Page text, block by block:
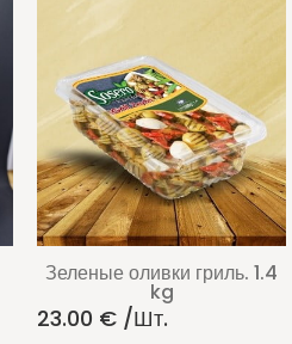
Зеленые оливки гриль. 1.4
kg
23.00 € /шт.